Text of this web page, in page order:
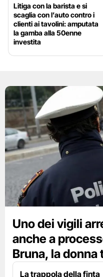
Litiga con la barista e si
scaglia con l’auto contro i
clienti ai tavolini: amputata
la gamba alla 50enne
investita
Uno dei vigili
anche a
Bruna, la
La trappola della finta